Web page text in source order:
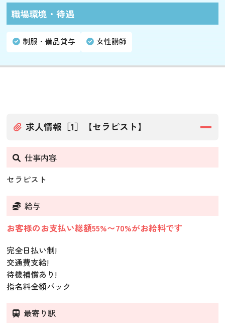
職場環境・待遇
制服・備品貸与 女性講師
求人情報［1］【セラピスト】
仕事内容
セラピスト
給与
お客様のお支払い総額55%〜70%がお給料です
完全日払い制!
交通費支給!
待機補償あり!
指名料全額バック
最寄り駅